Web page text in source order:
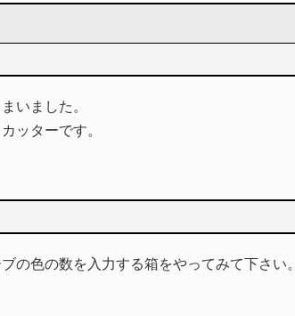
いました。
ッターです。
の色の数を入力する箱をやってみて下さい。